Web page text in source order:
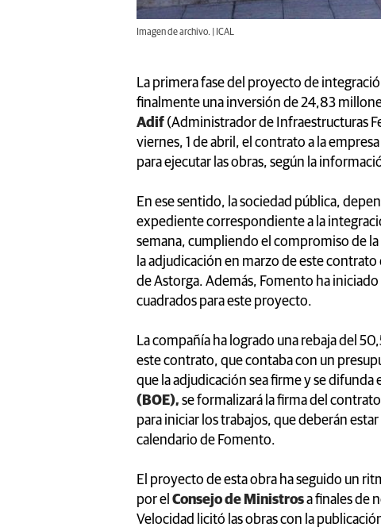
Imagen de archivo. | ICAL
La primera fase del proyecto de
finalmente una inversión de 24,83
Adif (Administrador de Infraestructuras
viernes, 1 de abril, el contrato a la empresa
para ejecutar las obras, según la
En ese sentido, la sociedad pública,
expediente correspondiente a la
semana, cumpliendo el compromiso de
la adjudicación en marzo de este
de Astorga. Además, Fomento ha
cuadrados para este proyecto.
La compañía ha logrado una rebaja del
este contrato, que contaba con un
que la adjudicación sea firme y se difunda
(BOE), se formalizará la firma del
para iniciar los trabajos, que deberán
calendario de Fomento.
El proyecto de esta obra ha seguido un
por el Consejo de Ministrosa finales de
Velocidad licitó las obras con la